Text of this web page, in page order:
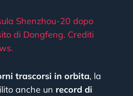
Shenzhou-20 dopo
di Dongfeng. Crediti
trascorsi in orbita, la
anche un record di